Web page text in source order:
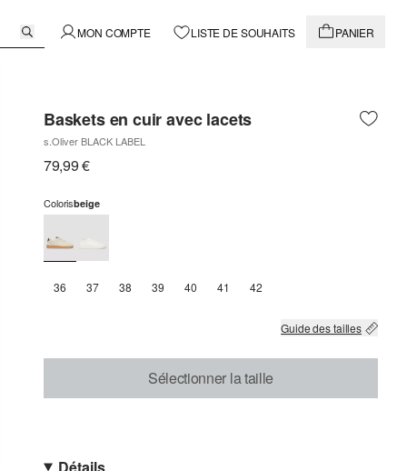
MON COMPTE LISTE DE SOUHAITS PANIER
Baskets en cuir avec lacets
s.Oliver BLACK LABEL
79,99 €
Colorisbeige
36 37 38 39 40 41 42
Guide des tailles
Sélectionner la taille